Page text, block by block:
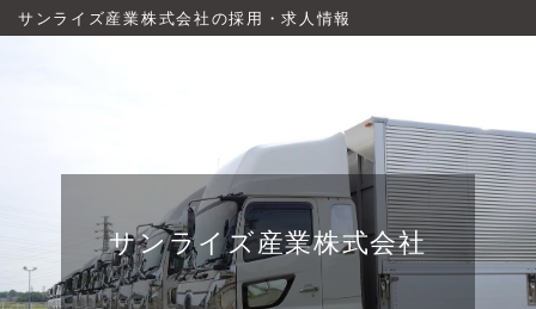
サンライズ産業株式会社の採用・求人情報
サンライズ産業株式会社